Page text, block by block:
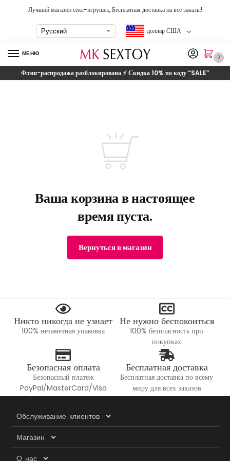
Лучший магазин секс-игрушек, Бесплатная доставка на все заказы!
доллар США
МЕНЮ
0
Флэш-распродажа разблокирована ⚡ Скидка 10% по коду“SALE”
Ваша корзина в настоящее
время пуста.
Вернуться в магазин
Никто никогда не узнает
100% незаметная упаковка
Не нужно беспокоиться
100% безопасность при
покупках
Безопасная оплата
Безопасный платеж
PayPal/MasterCard/Visa
Бесплатная доставка
Бесплатная доставка по всему
миру для всех заказов
Обслуживание клиентов
Магазин
О нас